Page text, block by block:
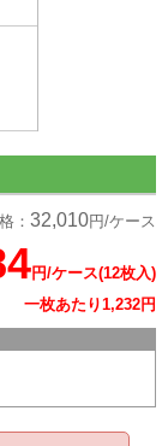
： 32,010円/ケース
円/ケース(12枚入)
一枚あたり1,232円